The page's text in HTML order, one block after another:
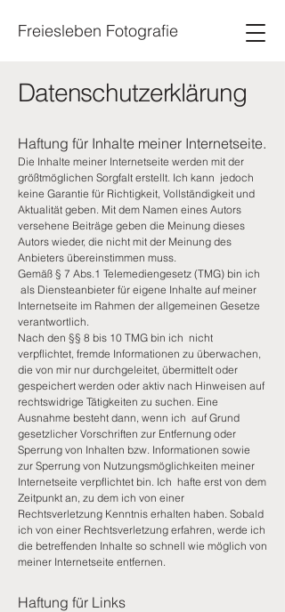
Freiesleben Fotografie
Datenschutzerklärung
Haftung für Inhalte meiner Internetseite.
Die Inhalte meiner Internetseite werden mit der
größtmöglichen Sorgfalt erstellt. Ich kann jedoch
keine Garantie für Richtigkeit, Vollständigkeit und
Aktualität geben. Mit dem Namen eines Autors
versehene Beiträge geben die Meinung dieses
Autors wieder, die nicht mit der Meinung des
Anbieters übereinstimmen muss.
Gemäß § 7 Abs.1 Telemediengesetz (TMG) bin ich
als Diensteanbieter für eigene Inhalte auf meiner
Internetseite im Rahmen der allgemeinen Gesetze
verantwortlich.
Nach den §§ 8 bis 10 TMG bin ich nicht
verpflichtet, fremde Informationen zu überwachen,
die von mir nur durchgeleitet, übermittelt oder
gespeichert werden oder aktiv nach Hinweisen auf
rechtswidrige Tätigkeiten zu suchen. Eine
Ausnahme besteht dann, wenn ich auf Grund
gesetzlicher Vorschriften zur Entfernung oder
Sperrung von Inhalten bzw. Informationen sowie
zur Sperrung von Nutzungsmöglichkeiten meiner
Internetseite verpflichtet bin. Ich hafte erst von dem
Zeitpunkt an, zu dem ich von einer
Rechtsverletzung Kenntnis erhalten haben. Sobald
ich von einer Rechtsverletzung erfahren, werde ich
die betreffenden Inhalte so schnell wie möglich von
meiner Internetseite entfernen.
Haftung für Links